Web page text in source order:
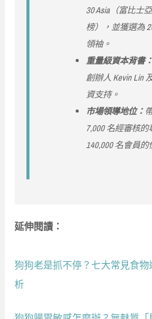
30 Asia（富比士
榜），並獲選為
領袖。
重量級資本背書：
創辦人 Kevin Lin
資支持。
市場領導地位：
7,000 名經審核
140,000 名會員的
延伸閱讀：
狗狗老是抓不停？七大常見食
析